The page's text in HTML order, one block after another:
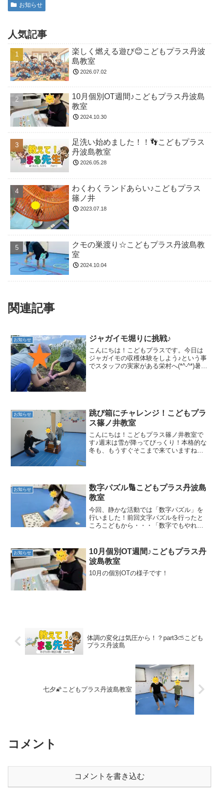
お知らせ
人気記事
楽しく燃える遊び😊こどもプラス丹波
島教室
2026.07.02
10月個別OT週間♪こどもプラス丹波島
教室
2024.10.30
足洗い始めました！！👣こどもプラス
丹波島教室
2026.05.28
わくわくランドあらい♪こどもプラス
篠ノ井
2023.07.18
クモの巣渡り☆こどもプラス丹波島教
室
2024.10.04
関連記事
お知らせ ジャガイモ堀りに挑戦♪
こんにちは！こどもプラスです。今日は
ジャガイモの収穫体験をしよう♪という事
でスタッフの実家がある栄村へ(*^-^*)暑い
お知らせ
跳び箱にチャレンジ！こどもプラ
ス篠ノ井教室
こんにちは！こどもプラス篠ノ井教室で
す♪週末は雪が降ってびっくり！本格的な
冬も、もうすぐそこまで来ていますね💦
り…♪楽しく取り組めるこ...
お知らせ
数字パズル🔢こどもプラス丹波島
教室
今回、静かな活動では「数字パズル」を
行いました！前回文字パズルを行ったと
ころこどもから・・・「数字でもやれば
っくりです！早急に用意をし、いざ実
践！
お知らせ
10月個別OT週間♪こどもプラス丹
波島教室
10月の個別OTの様子です！
体調の変化は気圧から！？part3⛅こども
プラス丹波島
七夕🌠こどもプラス丹波島教室
コメント
コメントを書き込む